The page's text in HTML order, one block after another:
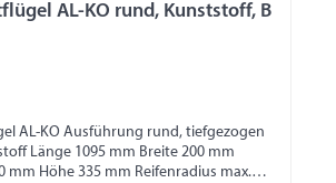
AL-KO rund, Kunststoff, B
AL-KO Ausführung rund, tiefgezogen
Länge 1095 mm Breite 200 mm
mm Höhe 335 mm Reifenradius max.